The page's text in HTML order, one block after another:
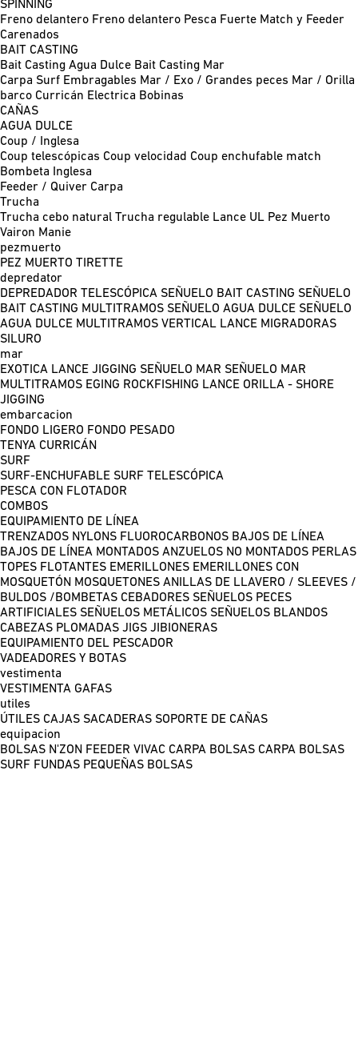
SPINNING
Freno delantero Freno delantero Pesca Fuerte Match y Feeder
Carenados
BAIT CASTING
Bait Casting Agua Dulce Bait Casting Mar
Carpa Surf Embragables Mar / Exo / Grandes peces Mar / Orilla
barco Curricán Electrica Bobinas
CAÑAS
AGUA DULCE
Coup / Inglesa
Coup telescópicas Coup velocidad Coup enchufable match
Bombeta
Inglesa
Feeder / Quiver Carpa
Trucha
Trucha cebo natural Trucha regulable Lance UL Pez Muerto
Vairon Manie
pezmuerto
PEZ MUERTO TIRETTE
depredator
DEPREDADOR TELESCÓPICA SEÑUELO BAIT CASTING SEÑUELO
BAIT CASTING MULTITRAMOS SEÑUELO AGUA DULCE SEÑUELO
AGUA DULCE MULTITRAMOS VERTICAL LANCE MIGRADORAS
SILURO
mar
EXOTICA LANCE JIGGING SEÑUELO MAR SEÑUELO MAR
MULTITRAMOS EGING ROCKFISHING LANCE ORILLA - SHORE
JIGGING
embarcacion
FONDO LIGERO FONDO PESADO
TENYA CURRICÁN
SURF
SURF-ENCHUFABLE SURF TELESCÓPICA
PESCA CON FLOTADOR
COMBOS
EQUIPAMIENTO DE LÍNEA
TRENZADOS NYLONS FLUOROCARBONOS BAJOS DE LÍNEA
BAJOS DE LÍNEA MONTADOS ANZUELOS NO MONTADOS PERLAS
TOPES FLOTANTES EMERILLONES EMERILLONES CON
MOSQUETÓN MOSQUETONES ANILLAS DE LLAVERO / SLEEVES /
BULDOS /BOMBETAS CEBADORES SEÑUELOS PECES
ARTIFICIALES SEÑUELOS METÁLICOS SEÑUELOS BLANDOS
CABEZAS PLOMADAS JIGS JIBIONERAS
EQUIPAMIENTO DEL PESCADOR
VADEADORES Y BOTAS
vestimenta
VESTIMENTA GAFAS
utiles
ÚTILES CAJAS SACADERAS SOPORTE DE CAÑAS
equipacion
BOLSAS N'ZON FEEDER VIVAC CARPA BOLSAS CARPA BOLSAS
SURF FUNDAS PEQUEÑAS BOLSAS